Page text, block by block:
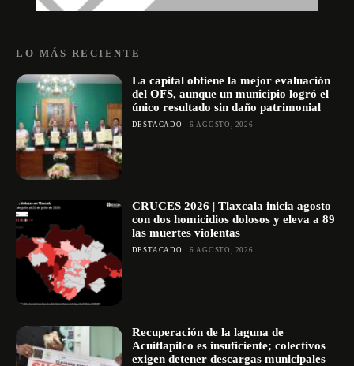
LO MÁS RECIENTE
La capital obtiene la mejor evaluación
del OFS, aunque un municipio logró el
único resultado sin daño patrimonial
DESTACADO 6 AGOSTO, 2026
CRUCES 2026 | Tlaxcala inicia agosto
con dos homicidios dolosos y eleva a 89
las muertes violentas
DESTACADO 6 AGOSTO, 2026
Recuperación de la laguna de
Acuitlapilco es insuficiente; colectivos
exigen detener descargas municipales